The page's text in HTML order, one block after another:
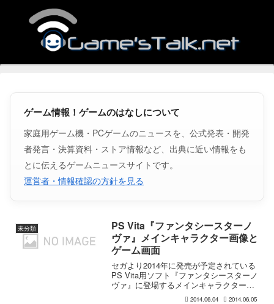
ゲーム情報！ゲームのはなしについて
家庭用ゲーム機・PCゲームのニュースを、公式発表・開発
者発言・決算資料・ストア情報など、出典に近い情報をも
とに伝えるゲームニュースサイトです。
運営者・情報確認の方針を見る
未分類
PS Vita『ファンタシースターノ
ヴァ』メインキャラクター画像と
ゲーム画面
セガより2014年に発売が予定されている
PS Vita用ソフト『ファンタシースターノ
ヴァ』に登場するメインキャラクターた
ちの画像とゲーム画面が公開されていま
2014.06.04 2014.06.05